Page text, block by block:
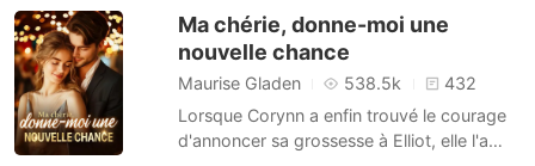
fauteuil roulant
Ma chérie, donne-moi une
nouvelle chance
Maurise Gladen 538.5k
432
Lorsque Corynn a enfin trouvé le courage
d'annoncer sa grossesse à Elliot, elle l'a